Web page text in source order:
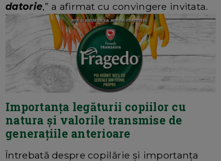
datorie,” a afirmat cu convingere invitata.
Importanța legăturii copiilor cu
natura și valorile transmise de
generațiile anterioare
Întrebată despre copilărie și importanța